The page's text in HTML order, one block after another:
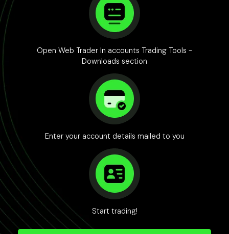
Open Web Trader In accounts Trading Tools -
Downloads section
Enter your account details mailed to you
Start trading!